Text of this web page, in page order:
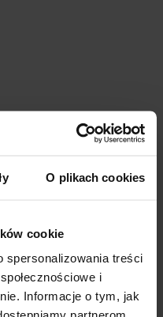
O plikach cookies
cookie
spersonalizowania treści
i
Informacje o tym, jak